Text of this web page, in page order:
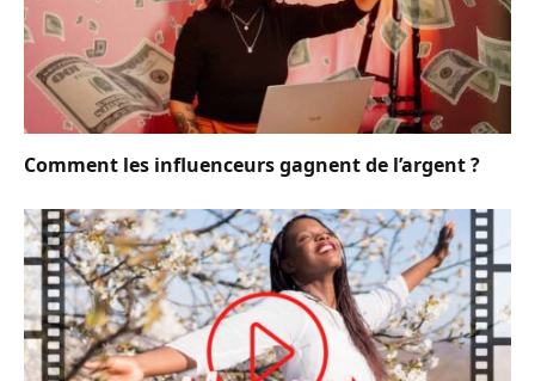
Comment les influenceurs gagnent de l’argent ?